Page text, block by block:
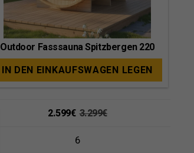
Outdoor Fasssauna Spitzbergen 220
IN DEN EINKAUFSWAGEN LEGEN
2.599€ 3.299€
6